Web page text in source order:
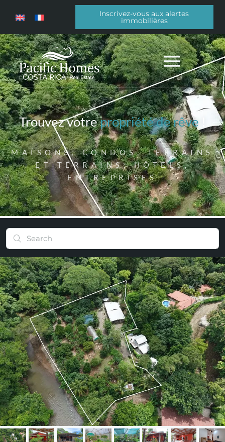
Inscrivez-vous aux alertes
immobilières
Trouvez votrepropriété de rêve
MAISONS, CONDOS, TERRAINS
ET TERRAINS, HÔTELS,
ENTREPRISES